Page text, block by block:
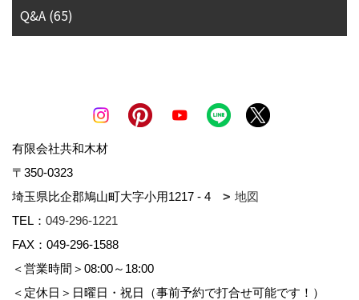
Q&A (65)
有限会社共和木材
〒350-0323
埼玉県比企郡鳩山町大字小用1217 - 4
地図
TEL： 049-296-1221
FAX：049-296-1588
＜営業時間＞08:00～18:00
＜定休日＞日曜日・祝日（事前予約で打合せ可能です！）